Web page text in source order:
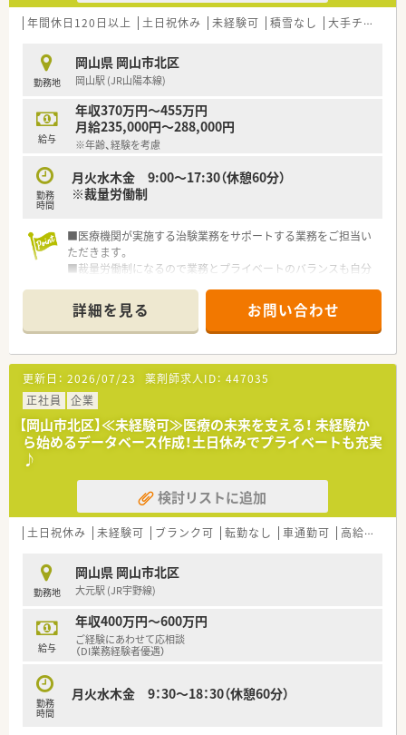
年間休日120日以上 土日祝休み 未経験可 積雪なし 大手チェーン以外
勤務地
岡山県 岡山市北区
岡山駅 (JR山陽本線)
給与
年収370万円～455万円
月給235,000円～288,000円
※年齢、経験を考慮
勤務
時間
月火水木金 9:00～17:30（休憩60分）
※裁量労働制
■医療機関が実施する治験業務をサポートする業務をご担当い
ただきます。
■裁量労働制になるので業務とプライベートのバランスも自分
≪こんな会社です≫
■治験業界最大手の東証プライム上場企業です。
■医療イノベーションを志し、両社が取り組んできたヘルスケア
事業をより一層加速してまいります。
■これまで多くの治験に携わり、主に『お薬の一生』に貢献して
きました。
■医療領域だけにとどまらず、健康、未病・予防、予後といった一
貫した生活スタイルから派生する各ステージにおいて、当社が培
ってきた知識・ノウハウを活用し、生を受けたその人がその人ら
目指します。
■長年高めてきた倫理観を礎に、時代のニーズに柔軟に対応する
姿勢と新たな価値を創造していくフロンティア精神を持つ集団
であり続けます。
が我々の使命です。当社の各事業部は、それぞれがLAB（研究室）
として、ヘルスケア分野を事業化研究の視点から追求し、生を受
けたあらゆるライフスタイルの支援と維持に貢献してまいりま
す。
■家族の急な体調不良や突発休の場合にも周囲が代理対応をし
てくれるような風土があり、チームワークの良さが強みです。
詳細を見る お問い合わせ
更新日： 2026/07/23 薬剤師求人ID： 447035
正社員
企業
【岡山市北区】≪未経験可≫医療の未来を支える！ 未経験か
ら始めるデータベース作成！土日休みでプライベートも充実
♪
検討リストに追加
土日祝休み 未経験可 ブランク可 転勤なし 車通勤可 高給与(600万円以上)
勤務地
岡山県 岡山市北区
大元駅 (JR宇野線)
給与
年収400万円～600万円
ご経験にあわせて応相談
（DI業務経験者優遇）
勤務
時間
月火水木金 9：30～18：30（休憩60分）